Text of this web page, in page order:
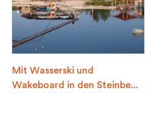
Mit Wasserski und
Wakeboard in den Steinbe...